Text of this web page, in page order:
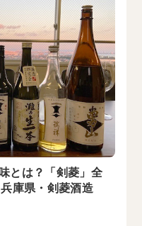
とは？「剣菱」全
庫県・剣菱酒造